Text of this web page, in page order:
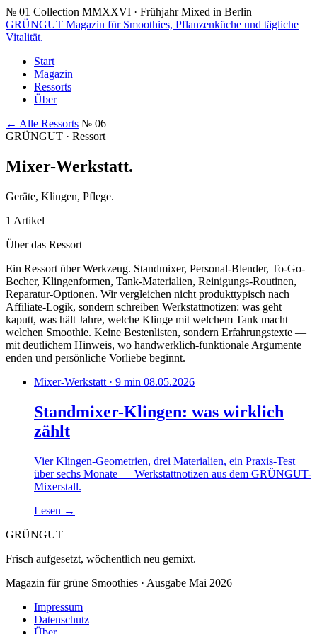
№ 01 Collection MMXXVI · Frühjahr Mixed in Berlin
GRÜNGUT Magazin für Smoothies, Pflanzenküche und tägliche
Vitalität.
Start
Magazin
Ressorts
Über
← Alle Ressorts № 06
GRÜNGUT · Ressort
Mixer-Werkstatt.
Geräte, Klingen, Pflege.
1 Artikel
Über das Ressort
Ein Ressort über Werkzeug. Standmixer, Personal-Blender, To-Go-
Becher, Klingenformen, Tank-Materialien, Reinigungs-Routinen,
Reparatur-Optionen. Wir vergleichen nicht produkttypisch nach
Affiliate-Logik, sondern schreiben Werkstattnotizen: was geht
kaputt, was hält Jahre, welche Klinge mit welchem Tank macht
welchen Smoothie. Keine Bestenlisten, sondern Erfahrungstexte —
mit deutlichem Hinweis, wo handwerklich-funktionale Argumente
enden und persönliche Vorliebe beginnt.
Mixer-Werkstatt · 9 min 08.05.2026
Standmixer-Klingen: was wirklich
zählt
Vier Klingen-Geometrien, drei Materialien, ein Praxis-Test
über sechs Monate — Werkstattnotizen aus dem GRÜNGUT-
Mixerstall.
Lesen →
GRÜNGUT
Frisch aufgesetzt, wöchentlich neu gemixt.
Magazin für grüne Smoothies · Ausgabe Mai 2026
Impressum
Datenschutz